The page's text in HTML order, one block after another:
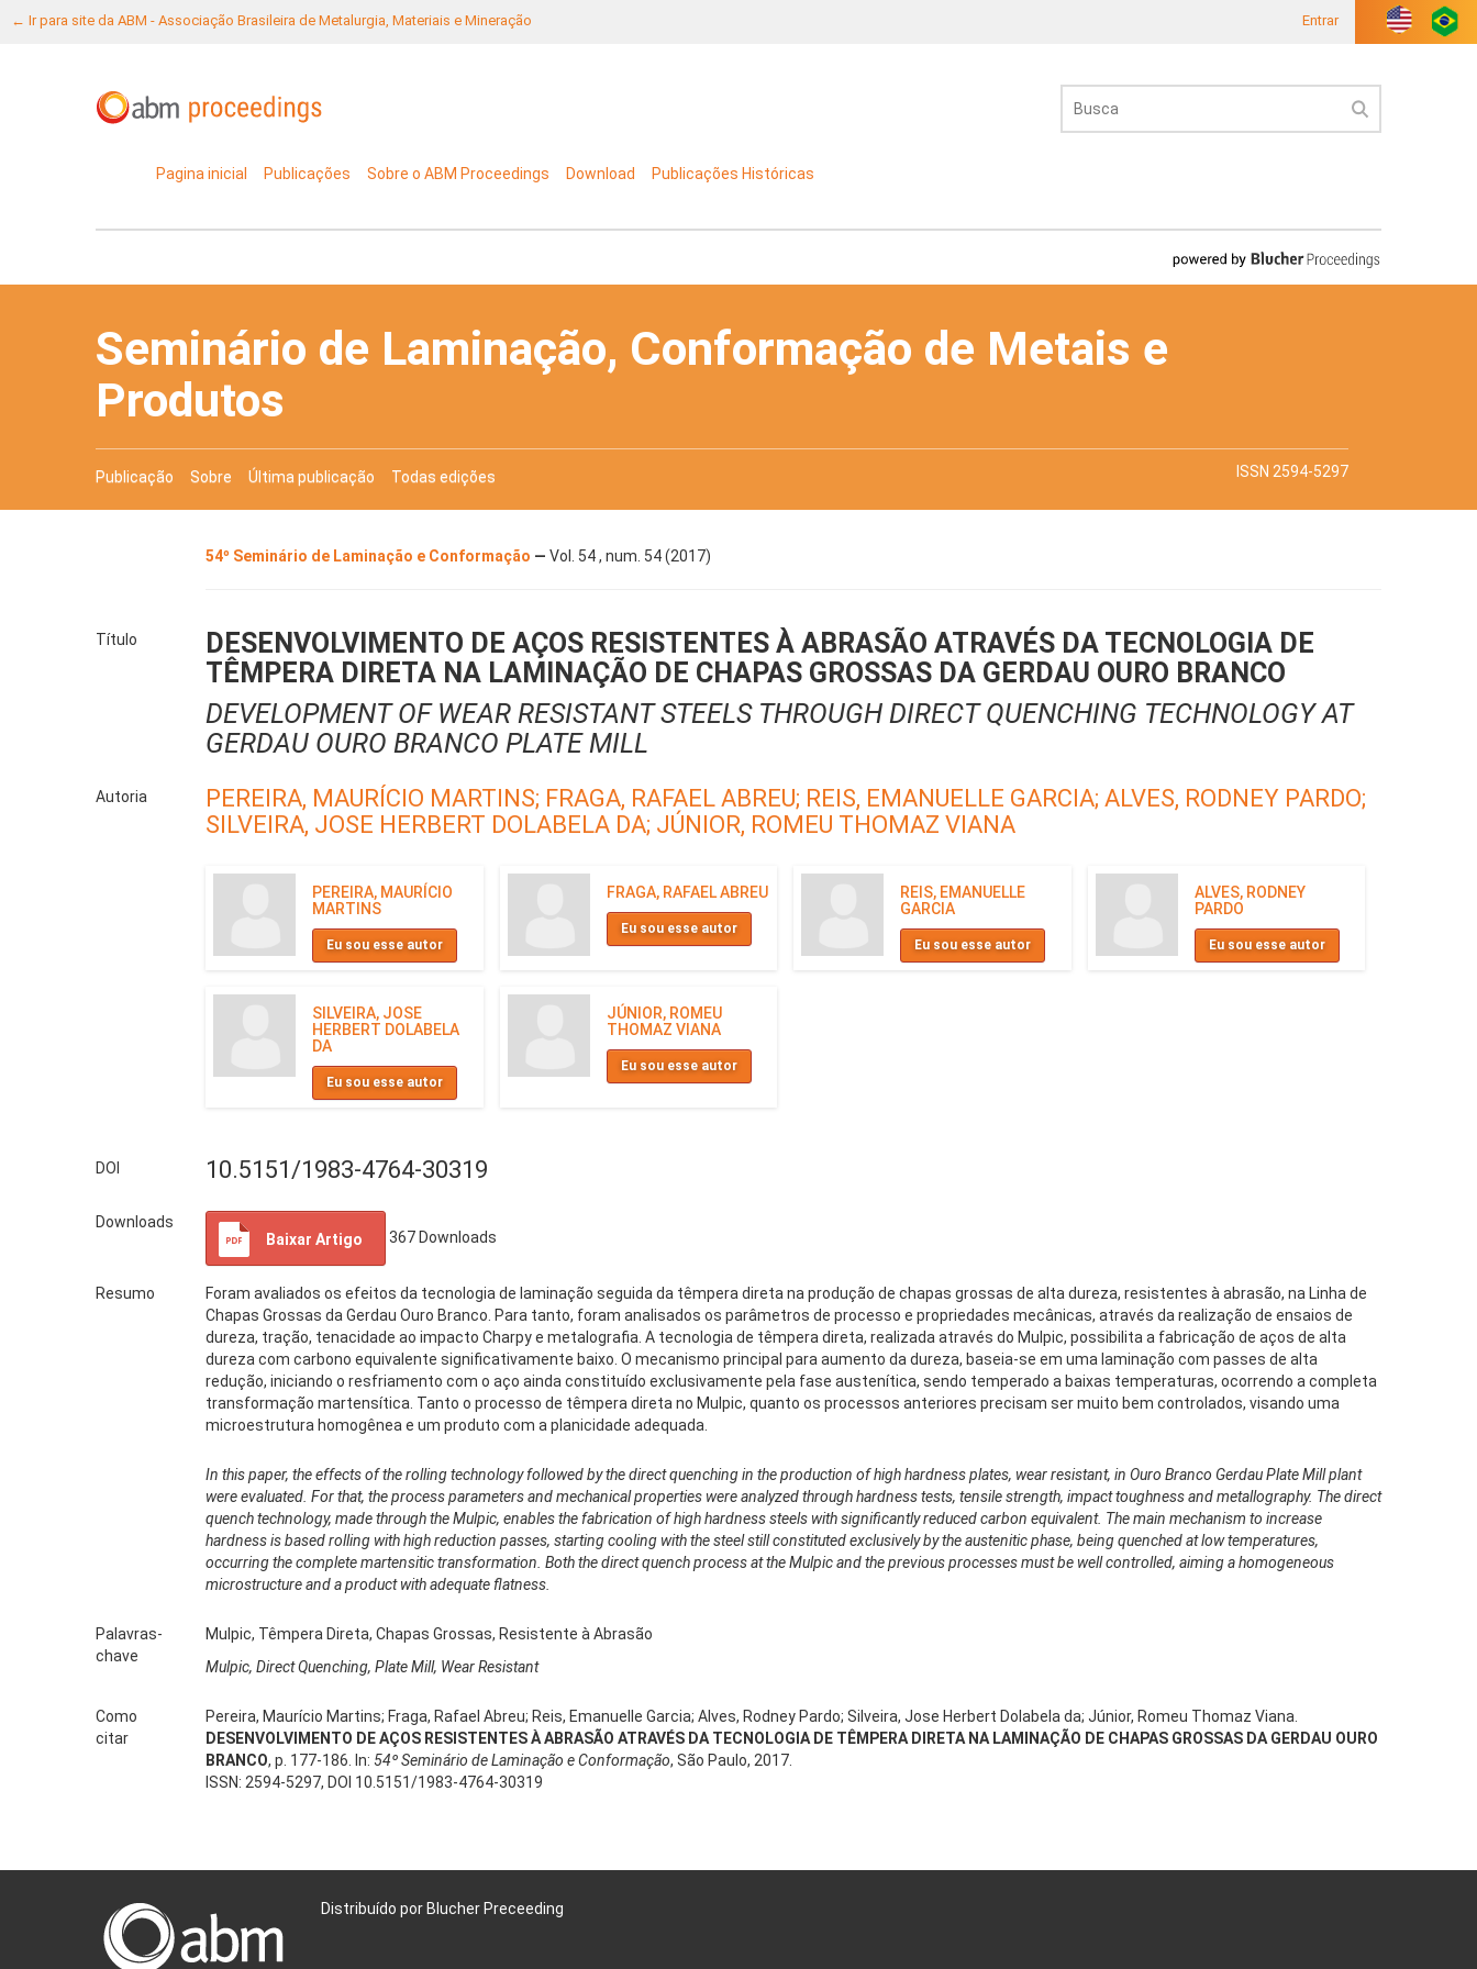
← Ir para site da ABM - Associação Brasileira de Metalurgia, Materiais e Mineração Entrar
Pagina inicial Publicações Sobre o ABM Proceedings Download Publicações Históricas
Seminário de Laminação, Conformação de Metais e
Produtos
Publicação Sobre Última publicação Todas edições ISSN 2594-5297
54º Seminário de Laminação e Conformação — Vol. 54 , num. 54 (2017)
Título
DESENVOLVIMENTO DE AÇOS RESISTENTES À ABRASÃO ATRAVÉS DA TECNOLOGIA DE
TÊMPERA DIRETA NA LAMINAÇÃO DE CHAPAS GROSSAS DA GERDAU OURO BRANCO
DEVELOPMENT OF WEAR RESISTANT STEELS THROUGH DIRECT QUENCHING TECHNOLOGY AT
GERDAU OURO BRANCO PLATE MILL
Autoria PEREIRA, MAURÍCIO MARTINS; FRAGA, RAFAEL ABREU; REIS, EMANUELLE GARCIA; ALVES, RODNEY PARDO;
SILVEIRA, JOSE HERBERT DOLABELA DA; JÚNIOR, ROMEU THOMAZ VIANA
PEREIRA, MAURÍCIO
MARTINS
Eu sou esse autor
FRAGA, RAFAEL ABREU
Eu sou esse autor
REIS, EMANUELLE
GARCIA
Eu sou esse autor
ALVES, RODNEY
PARDO
Eu sou esse autor
SILVEIRA, JOSE
HERBERT DOLABELA
DA
Eu sou esse autor
JÚNIOR, ROMEU
THOMAZ VIANA
Eu sou esse autor
DOI 10.5151/1983-4764-30319
Downloads
Baixar Artigo
367 Downloads
Resumo
Foram avaliados os efeitos da tecnologia de laminação seguida da têmpera direta na produção de chapas grossas de alta dureza, resistentes à abrasão, na Linha de
Chapas Grossas da Gerdau Ouro Branco. Para tanto, foram analisados os parâmetros de processo e propriedades mecânicas, através da realização de ensaios de
dureza, tração, tenacidade ao impacto Charpy e metalografia. A tecnologia de têmpera direta, realizada através do Mulpic, possibilita a fabricação de aços de alta
dureza com carbono equivalente significativamente baixo. O mecanismo principal para aumento da dureza, baseia-se em uma laminação com passes de alta
redução, iniciando o resfriamento com o aço ainda constituído exclusivamente pela fase austenítica, sendo temperado a baixas temperaturas, ocorrendo a completa
transformação martensítica. Tanto o processo de têmpera direta no Mulpic, quanto os processos anteriores precisam ser muito bem controlados, visando uma
microestrutura homogênea e um produto com a planicidade adequada.
In this paper, the effects of the rolling technology followed by the direct quenching in the production of high hardness plates, wear resistant, in Ouro Branco Gerdau Plate Mill plant
were evaluated. For that, the process parameters and mechanical properties were analyzed through hardness tests, tensile strength, impact toughness and metallography. The direct
quench technology, made through the Mulpic, enables the fabrication of high hardness steels with significantly reduced carbon equivalent. The main mechanism to increase
hardness is based rolling with high reduction passes, starting cooling with the steel still constituted exclusively by the austenitic phase, being quenched at low temperatures,
occurring the complete martensitic transformation. Both the direct quench process at the Mulpic and the previous processes must be well controlled, aiming a homogeneous
microstructure and a product with adequate flatness.
Palavras-
chave
Mulpic, Têmpera Direta, Chapas Grossas, Resistente à Abrasão
Mulpic, Direct Quenching, Plate Mill, Wear Resistant
Como
citar
Pereira, Maurício Martins; Fraga, Rafael Abreu; Reis, Emanuelle Garcia; Alves, Rodney Pardo; Silveira, Jose Herbert Dolabela da; Júnior, Romeu Thomaz Viana.
DESENVOLVIMENTO DE AÇOS RESISTENTES À ABRASÃO ATRAVÉS DA TECNOLOGIA DE TÊMPERA DIRETA NA LAMINAÇÃO DE CHAPAS GROSSAS DA GERDAU OURO
BRANCO, p. 177-186. In: 54º Seminário de Laminação e Conformação, São Paulo, 2017.
ISSN: 2594-5297, DOI 10.5151/1983-4764-30319
Distribuído por Blucher Preceeding